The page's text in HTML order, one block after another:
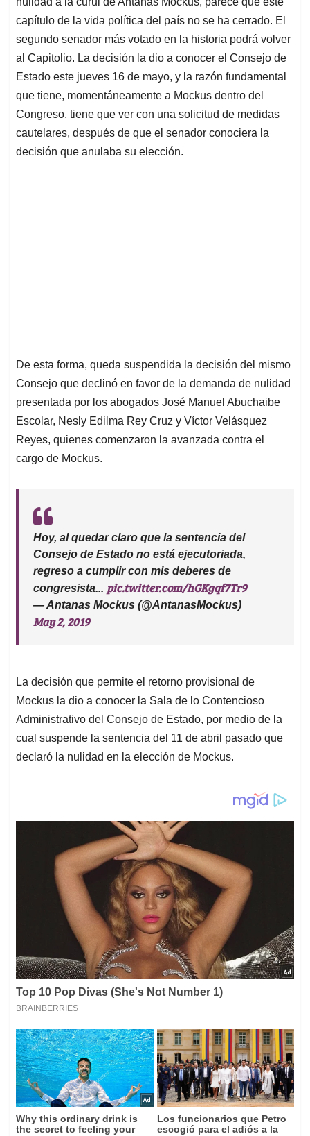
A
p
p
o
o
k
d
I
n
d
s
capítulo de la vida política del país no se ha cerrado. El
segundo senador más votado en la historia podrá volver
al Capitolio. La decisión la dio a conocer el Consejo de
Estado este jueves 16 de mayo, y la razón fundamental
que tiene, momentáneamente a Mockus dentro del
Congreso, tiene que ver con una solicitud de medidas
cautelares, después de que el senador conociera la
decisión que anulaba su elección.
De esta forma, queda suspendida la decisión del mismo
Consejo que declinó en favor de la demanda de nulidad
presentada por los abogados José Manuel Abuchaibe
Escolar, Nesly Edilma Rey Cruz y Víctor Velásquez
Reyes, quienes comenzaron la avanzada contra el
cargo de Mockus.
Hoy, al quedar claro que la sentencia del
Consejo de Estado no está ejecutoriada,
regreso a cumplir con mis deberes de
congresista... pic.twitter.com/hGKgqf7Tr9
— Antanas Mockus (@AntanasMockus)
May 2, 2019
La decisión que permite el retorno provisional de
Mockus la dio a conocer la Sala de lo Contencioso
Administrativo del Consejo de Estado, por medio de la
cual suspende la sentencia del 11 de abril pasado que
declaró la nulidad en la elección de Mockus.